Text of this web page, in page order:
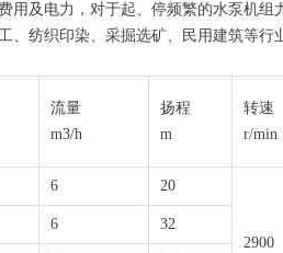
用及电力，对于起、停频繁的水泵机
、纺织印染、采掘选矿、民用建筑等行
流量
m3/h
扬程
m
转速
r/min
6 20
2900
6 32